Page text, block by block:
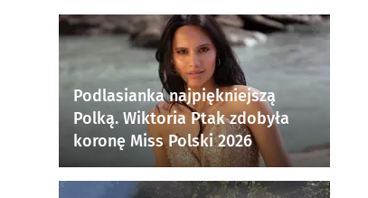
Podlasianka najpiękniejszą
Polką. Wiktoria Ptak zdobyła
koronę Miss Polski 2026